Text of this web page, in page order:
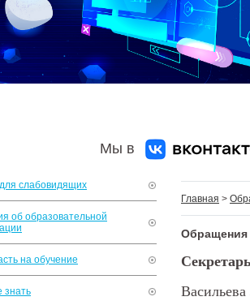
Мы в
слабовидящих
об образовательной
на обучение
знать
Главная >
Обращения